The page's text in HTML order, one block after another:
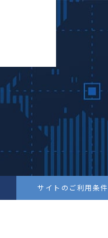
サイトのご利用条件